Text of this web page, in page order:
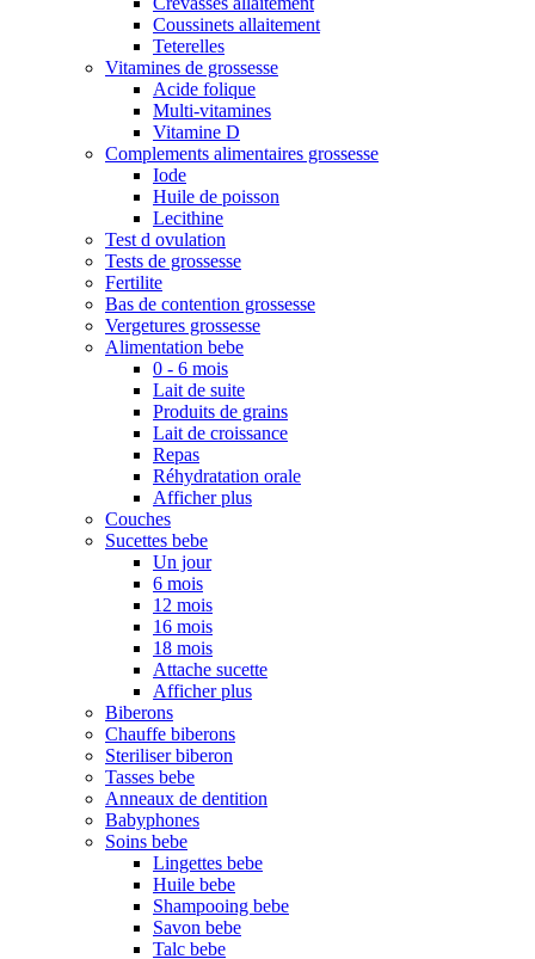
Coussinets allaitement
Teterelles
Vitamines de grossesse
Acide folique
Multi-vitamines
Vitamine D
Complements alimentaires grossesse
Iode
Huile de poisson
Lecithine
Test d ovulation
Tests de grossesse
Fertilite
Bas de contention grossesse
Vergetures grossesse
Alimentation bebe
0 - 6 mois
Lait de suite
Produits de grains
Lait de croissance
Repas
Réhydratation orale
Afficher plus
Couches
Sucettes bebe
Un jour
6 mois
12 mois
16 mois
18 mois
Attache sucette
Afficher plus
Biberons
Chauffe biberons
Steriliser biberon
Tasses bebe
Anneaux de dentition
Babyphones
Soins bebe
Lingettes bebe
Huile bebe
Shampooing bebe
Savon bebe
Talc bebe